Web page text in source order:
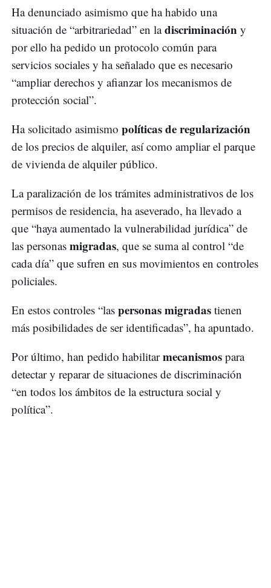
Ha denunciado asimismo que ha habido una
situación de “arbitrariedad” en ladiscriminación y
por ello ha pedido un protocolo común para
servicios sociales y ha señalado que es necesario
“ampliar derechos y afianzar los mecanismos de
protección social”.
Ha solicitado asimismo políticas de regularización
de los precios de alquiler, así como ampliar el parque
de vivienda de alquiler público.
La paralización de los trámites administrativos de los
permisos de residencia, ha aseverado, ha llevado a
que “haya aumentado la vulnerabilidad jurídica” de
las personas migradas, que se suma al control “de
cada día” que sufren en sus movimientos en controles
policiales.
En estos controles “las personas migradas tienen
más posibilidades de ser identificadas”, ha apuntado.
Por último, han pedido habilitarmecanismos para
detectar y reparar de situaciones de discriminación
“en todos los ámbitos de la estructura social y
política”.